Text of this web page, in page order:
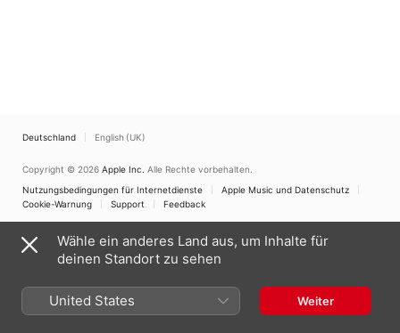
Deutschland English (UK)
Copyright © 2026 Apple Inc. Alle Rechte vorbehalten.
Nutzungsbedingungen für Internetdienste
Apple Music und Datenschutz
Cookie-Warnung
Support Feedback
Wähle ein anderes Land aus, um Inhalte für
deinen Standort zu sehen
United States Weiter